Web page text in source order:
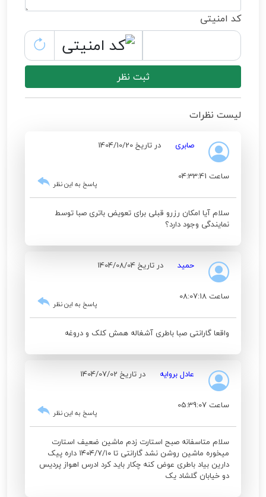
کد امنیتی
ثبت نظر
لیست نظرات
صابری در تاریخ 1404/10/20
ساعت 04:33:41
پاسخ به این نظر
سلام آیا امکان رزرو قبلی برای تعویض باتری صبا توسط
نمایندگی وجود دارد؟
حمید در تاریخ 1404/08/04
ساعت 08:07:18
پاسخ به این نظر
واقعا گارانتی صبا باطری آشغاله همش کلک و دروغه
عادل بروایه در تاریخ 1404/07/02
ساعت 05:39:07
پاسخ به این نظر
سلام متاسفانه صبح استارت زدم ماشین ضعیف استارت
میخوره ماشین روشن نشد گارانتی تا ۱۴۰۴/۷/۱۰ داره پیک
دارین بیاد باطری عوض کنه چکار باید کرد ادرس اهواز پردیس
دو خیابان گلشاد یک